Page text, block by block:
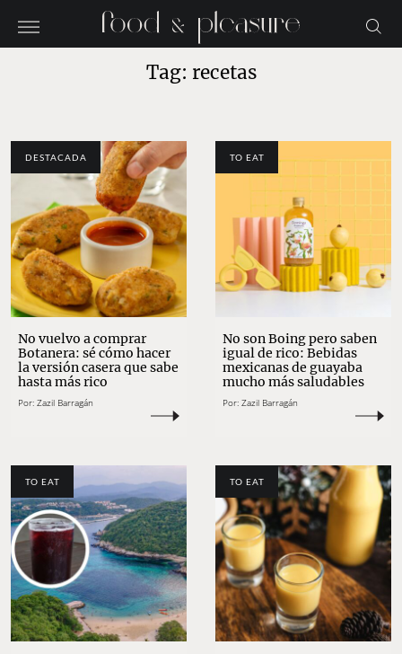
Tag: recetas
DESTACADA
No vuelvo a comprar
Botanera: sé cómo hacer
la versión casera que sabe
hasta más rico
Por: Zazil Barragán
TO EAT
No son Boing pero saben
igual de rico: Bebidas
mexicanas de guayaba
mucho más saludables
Por: Zazil Barragán
TO EAT TO EAT